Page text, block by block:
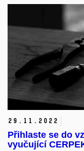
29. 11. 2022
Přihlaste se do
vyučující